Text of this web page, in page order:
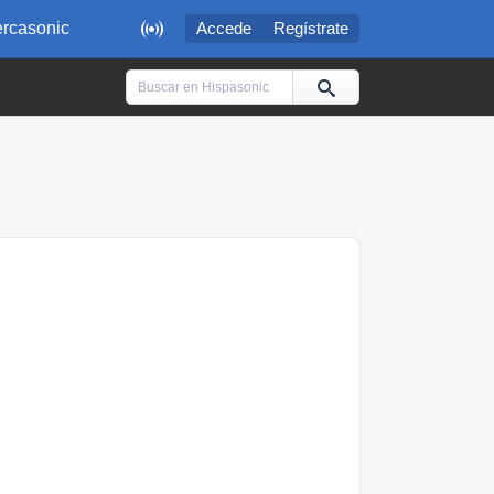
 Accede Regístrate